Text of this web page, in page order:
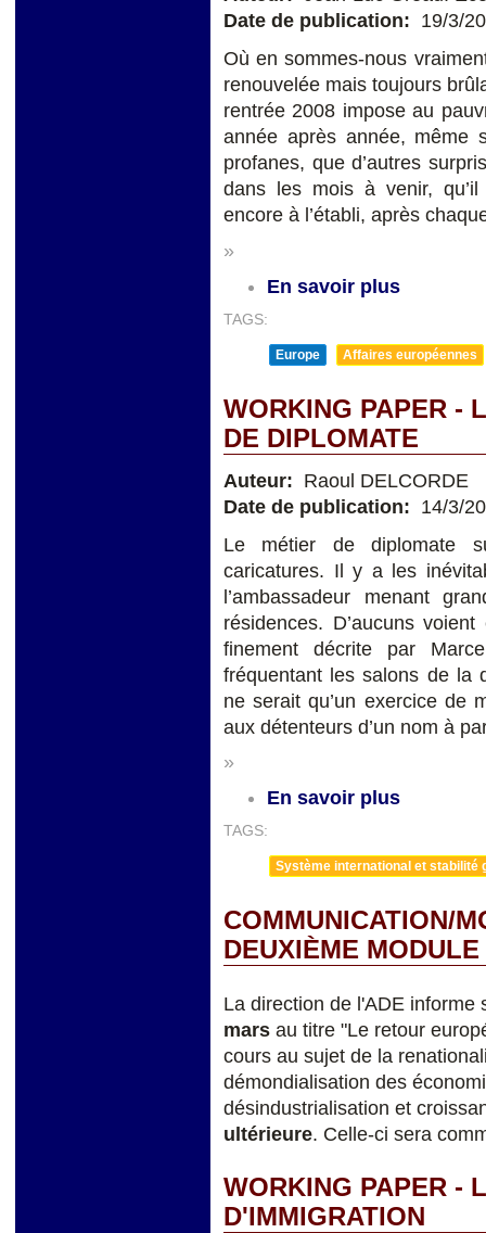
Date de publication: 19/3/
Où en sommes-nous
renouvelée mais toujours
rentrée 2008 impose au
année après année, même
profanes, que d’autres
dans les mois à venir,
encore à l’établi, après
»
En savoir plus
TAGS:
Europe Affaires européennes
WORKING PAPER -
DE DIPLOMATE
Auteur: Raoul DELCORDE
Date de publication: 14/3/
Le métier de diplomate
caricatures. Il y a les
l’ambassadeur menant
résidences. D’aucuns
finement décrite par
fréquentant les salons de la
ne serait qu’un exercice de
aux détenteurs d’un nom à
»
En savoir plus
TAGS:
Système international et stabilité
COMMUNICATION/
DEUXIÈME MODULE
La direction de l'ADE informe
mars au titre "Le retour
cours au sujet de la
démondialisation des
désindustrialisation et
ultérieure. Celle-ci sera
WORKING PAPER -
D'IMMIGRATION